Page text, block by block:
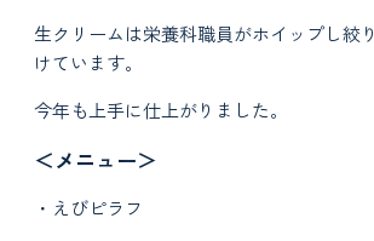
生クリームは栄養科職員がホイップし絞
けています。
今年も上手に仕上がりました。
＜メニュー＞
・えびピラフ